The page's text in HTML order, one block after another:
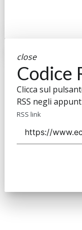
close
Codice
Clicca sul
RSS negli
RSS link